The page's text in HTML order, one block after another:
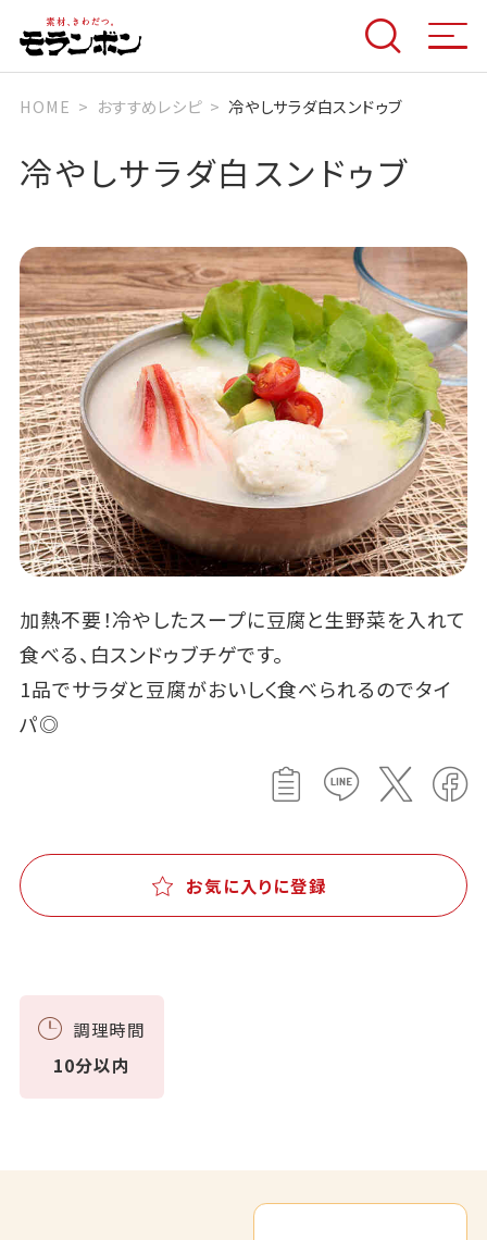
HOME おすすめレシピ 冷やしサラダ白スンドゥブ
冷やしサラダ白スンドゥブ
加熱不要！冷やしたスープに豆腐と生野菜を入れて
食べる、白スンドゥブチゲです。
1品でサラダと豆腐がおいしく食べられるのでタイ
パ◎
お気に入りに登録
調理時間
10分以内